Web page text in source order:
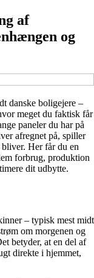
af
og
danske boligejere –
meget du faktisk får
paneler du har på
afregnet på, spiller
Her får du en
forbrug, produktion
dit udbytte.
– typisk mest midt
om morgenen og
betyder, at en del af
direkte i hjemmet,